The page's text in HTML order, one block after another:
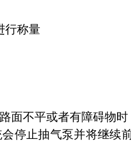
行称量
面不平或者有障碍物时
停止抽气泵并将继续